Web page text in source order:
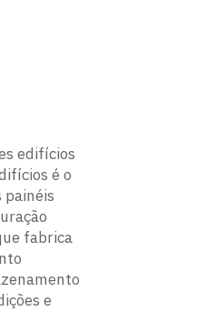
edifícios
é o
fabrica
e